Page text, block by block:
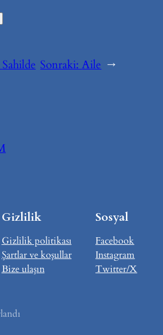
Sahilde Sonraki:Aile →
Gizlilik
Gizlilik politikası
Şartlar ve koşullar
Bize ulaşın
Sosyal
Facebook
Instagram
Twitter/X